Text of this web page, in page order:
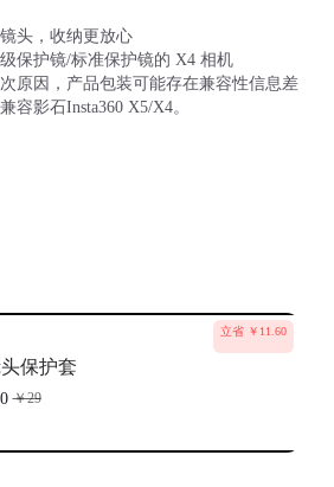
头，收纳更放心
保护镜/标准保护镜的 X4 相机
原因，产品包装可能存在兼容性信息差
容影石Insta360 X5/X4。
立省 ￥11.60
保护套
￥29